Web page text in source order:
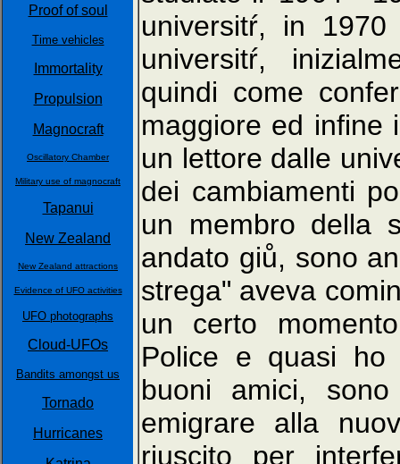
Proof of soul
Time vehicles
Immortality
Propulsion
Magnocraft
Oscillatory Chamber
Military use of magnocraft
Tapanui
New Zealand
New Zealand attractions
Evidence of UFO activities
UFO photographs
Cloud-UFOs
Bandits amongst us
Tornado
Hurricanes
universitŕ, in
universitŕ,
quindi come
maggiore ed infine
un lettore dalle
dei cambiamenti
un membro della
andato giů, sono
strega" aveva
un certo
Police e quasi ho
buoni amici,
emigrare alla
riuscito per